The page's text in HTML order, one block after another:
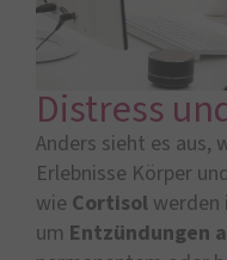
Distress
Anders sieht es aus,
Erlebnisse Körper
wie Cortisol werden
um Entzündungen